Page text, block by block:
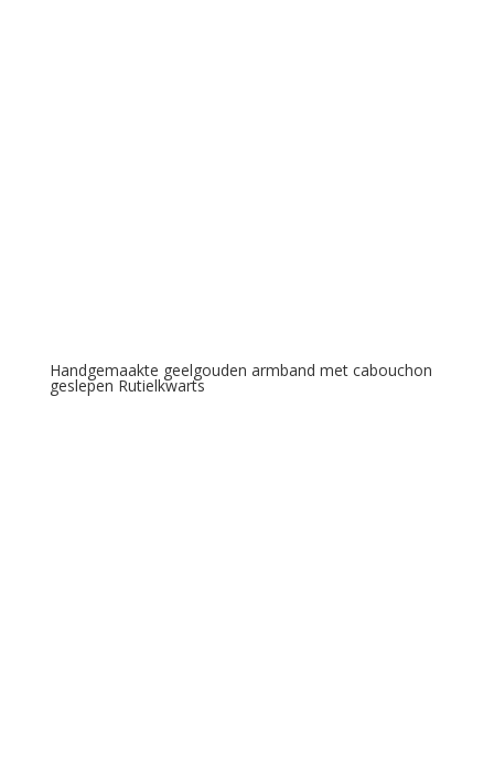
Handgemaakte geelgouden armband met cabouchon
geslepen Rutielkwarts